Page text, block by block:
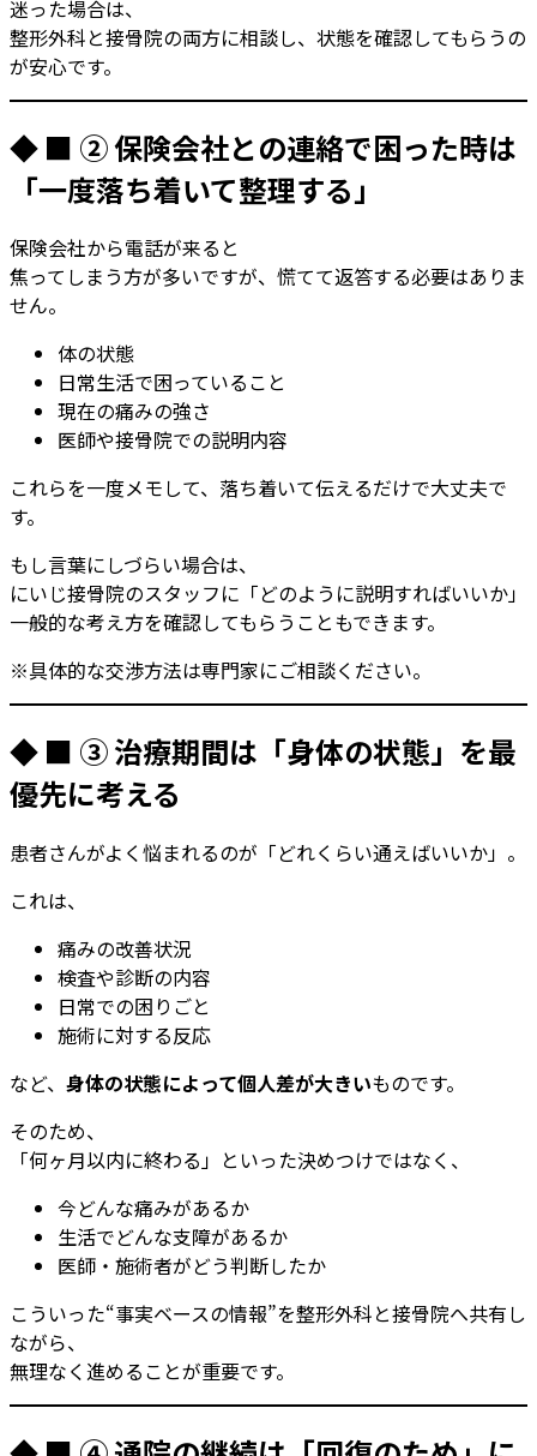
迷った場合は、
整形外科と接骨院の両方に相談し、状態を確認してもらうの
が安心です。
◆ ■ ② 保険会社との連絡で困った時は
「一度落ち着いて整理する」
保険会社から電話が来ると
焦ってしまう方が多いですが、慌てて返答する必要はありま
せん。
体の状態
日常生活で困っていること
現在の痛みの強さ
医師や接骨院での説明内容
これらを一度メモして、落ち着いて伝えるだけで大丈夫で
す。
もし言葉にしづらい場合は、
にいじ接骨院のスタッフに「どのように説明すればいいか」
一般的な考え方を確認してもらうこともできます。
※具体的な交渉方法は専門家にご相談ください。
◆ ■ ③ 治療期間は「身体の状態」を最
優先に考える
患者さんがよく悩まれるのが「どれくらい通えばいいか」。
これは、
痛みの改善状況
検査や診断の内容
日常での困りごと
施術に対する反応
など、 身体の状態によって個人差が大きいものです。
そのため、
「何ヶ月以内に終わる」といった決めつけではなく、
今どんな痛みがあるか
生活でどんな支障があるか
医師・施術者がどう判断したか
こういった“事実ベースの情報”を整形外科と接骨院へ共有し
ながら、
無理なく進めることが重要です。